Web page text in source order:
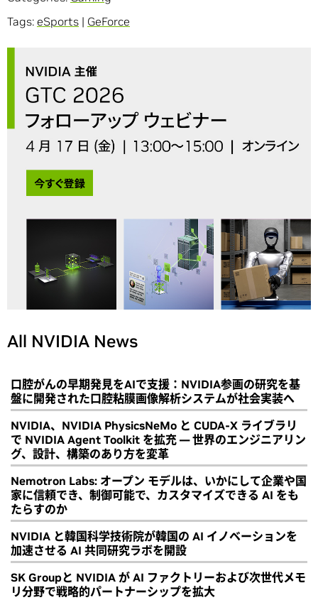
Tags: eSports | GeForce
All NVIDIA News
口腔がんの早期発見をAIで支援：NVIDIA参画の研究を基
盤に開発された口腔粘膜画像解析システムが社会実装へ
NVIDIA、NVIDIA PhysicsNeMo と CUDA-X ライブラリ
で NVIDIA Agent Toolkit を拡充 ― 世界のエンジニアリン
グ、設計、構築のあり方を変革
Nemotron Labs: オープン モデルは、いかにして企業や国
家に信頼でき、制御可能で、カスタマイズできる AI をも
たらすのか
NVIDIA と韓国科学技術院が韓国の AI イノベーションを
加速させる AI 共同研究ラボを開設
SK Groupと NVIDIA が AI ファクトリーおよび次世代メモ
リ分野で戦略的パートナーシップを拡大